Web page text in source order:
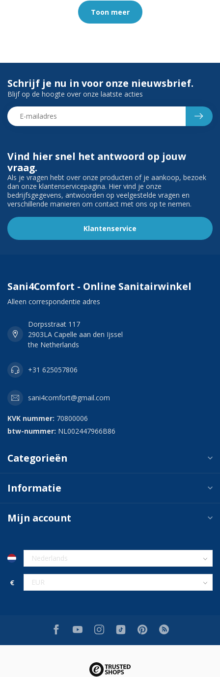
Toon meer
Vind hier snel het antwoord op jouw
vraag.
Als je vragen hebt over onze producten of je aankoop, bezoek
dan onze klantenservicepagina. Hier vind je onze
bedrijfsgegevens, antwoorden op veelgestelde vragen en
verschillende manieren om contact met ons op te nemen.
Klantenservice
Schrijf je nu in voor onze nieuwsbrief.
Blijf op de hoogte over onze laatste acties
Sani4Comfort - Online Sanitairwinkel
Alleen correspondentie adres
Dorpsstraat 117
2903LA Capelle aan den Ijssel
the Netherlands
+31 625057806
sani4comfort@gmail.com
KVK nummer: 70800006
btw-nummer: NL002447966B86
Categorieën
Informatie
Mijn account
€